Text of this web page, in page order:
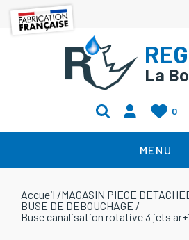
La
0
MENU
Accueil /MAGASIN PIECE
BUSE DE DEBOUCHAGE /
Buse canalisation rotative 3 jets